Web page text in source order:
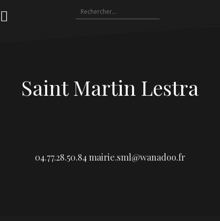
au
Rechercher :
Saint Martin Lestra
04.77.28.50.84 mairie.sml@wanadoo.fr